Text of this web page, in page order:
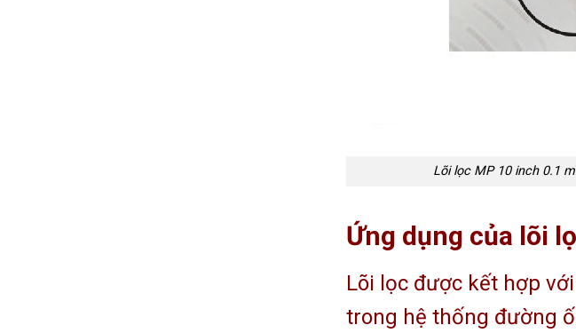
Lõi lọc MP 10 inch 0.1
Ứng dụng của lõi
Lõi lọc được kết hợp
trong hệ thống đường